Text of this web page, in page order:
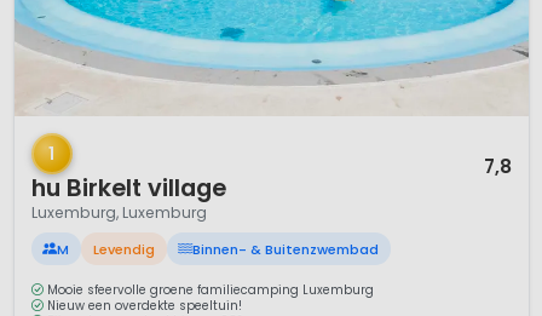
1 / 12
1
hu Birkelt village
7,8
Luxemburg, Luxemburg
M Levendig Binnen- & Buitenzwembad
Mooie sfeervolle groene familiecamping Luxemburg
Nieuw een overdekte speeltuin!